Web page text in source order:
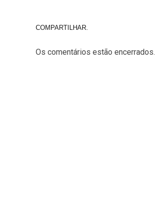
COMPARTILHAR.
Os comentários estão encerrados.